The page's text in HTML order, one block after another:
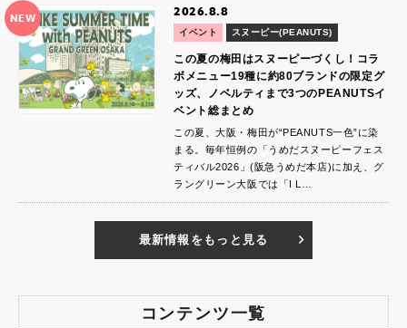
NEW 2026.8.8
イベント スヌーピー(PEANUTS)
この夏の梅田はスヌーピーづくし！コラ
ボメニュー19種に約80ブランドの限定グ
ッズ、ノベルティまで3つのPEANUTSイ
ベント総まとめ
この夏、大阪・梅田が“PEANUTS一色”に染
まる。毎年恒例の「うめだスヌーピーフェス
ティバル2026」(阪急うめだ本店)に加え、グ
ラングリーン大阪では「I L…
最新情報をもっと見る
コンテンツ一覧